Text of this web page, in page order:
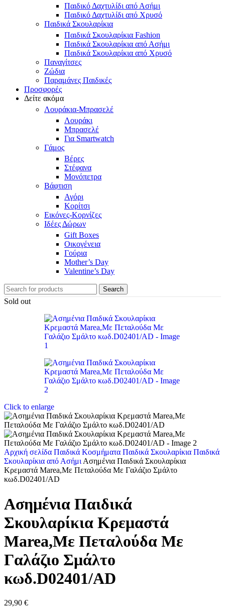
Παιδικό Δαχτυλίδι από Ασήμι
Παιδικό Δαχτυλίδι από Χρυσό
Παιδικά Σκουλαρίκια
Παιδικά Σκουλαρίκια Fashion
Παιδικά Σκουλαρίκια από Ασήμι
Παιδικά Σκουλαρίκια από Χρυσό
Παναγίτσες
Ζώδια
Παραμάνες Παιδικές
Προσφορές
Δείτε ακόμα
Λουράκια-Μπρασελέ
Λουράκι
Μπρασελέ
Για Smartwatch
Γάμος
Βέρες
Στέφανα
Μονόπετρα
Βάφτιση
Αγόρι
Κορίτσι
Εικόνες-Κορνίζες
Ιδέες Δώρων
Gift Boxes
Οικογένεια
Γούρια
Mother’s Day
Valentine’s Day
Search
Sold out
Click to enlarge
Αρχική σελίδα Παιδικά Κοσμήματα Παιδικά Σκουλαρίκια Παιδικά
Σκουλαρίκια από Ασήμι Ασημένια Παιδικά Σκουλαρίκια
Κρεμαστά Marea,Με Πεταλούδα Με Γαλάζιο Σμάλτο
κωδ.D02401/AD
Ασημένια Παιδικά
Σκουλαρίκια Κρεμαστά
Marea,Με Πεταλούδα Με
Γαλάζιο Σμάλτο
κωδ.D02401/AD
29,90 €